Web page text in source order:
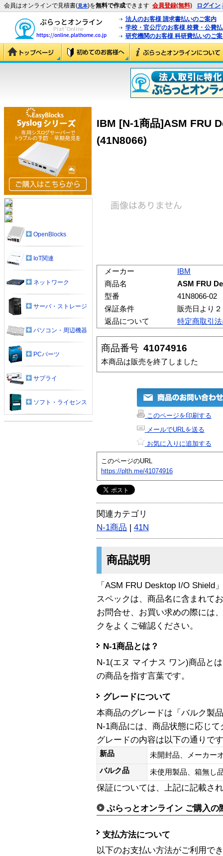
会員はオンラインで見積書(見本)を無料で作成できます 会員登録(無料) ログイン
法人のお客様 請求書払いのご案内
学校・官公庁のお客様 校費・公費
研究機関のお客様 科研費払いのご
IBM [N-1商品]ASM FRU
(41N8066)
メーカー
IBM
商品名
ASM FRU
型番
41N8066-02
保証条件
販売日より
返品について
特定商取引
商品番号 41074916
本商品は販売を終了しました
このページを印刷する
メールでURLを送る
お気に入りに追加する
このページのURL
https://plth.me/41074916
関連カテゴリ
N-1商品 | 41N
商品説明
「ASM FRU Desktop I/O Shield
スペックは、商品名に含まれて
お問合せ、お買い求めの際には
クをよくご確認ください。
N-1商品とは？
N-1(エヌ マイナス ワン)商品と
の商品を指す言葉です。
グレードについて
本商品のグレードは「バルク製
N-1商品には、商品状態に応じ
グレードの内容は以下の通りで
新品
未開封品、メーカー
バルク品
未使用製品、箱無
保証については、上記に記載さ
ぷらっとオンライン ご購入の
支払方法について
以下のお支払い方法がご利用で
OpenBlocks
IoT関連
ネットワーク
サーバ・ストレージ
パソコン・周辺機器
PCパーツ
サプライ
ソフト・ライセンス